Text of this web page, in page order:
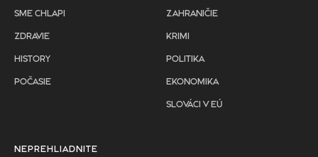
SME CHLAPI
ZDRAVIE
HISTORY
POČASIE
ZAHRANIČIE
KRIMI
POLITIKA
EKONOMIKA
SLOVÁCI V EÚ
NEPREHLIADNITE